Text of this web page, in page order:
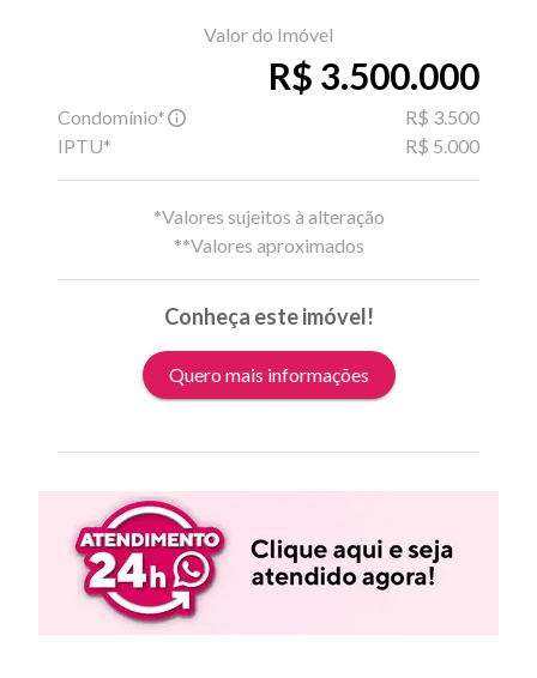
Valor do Imóvel
R$ 3.500.000
Condomínio*
R$ 3.500
IPTU*
R$ 5.000
*Valores sujeitos à alteração
**Valores aproximados
Conheça este imóvel!
Quero mais informações